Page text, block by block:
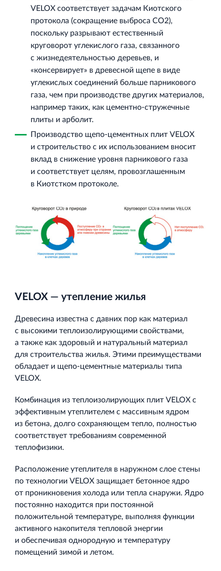
VELOX соответствует задачам Киотского
протокола (сокращение выброса CO2),
поскольку разрывают естественный
круговорот углекислого газа, связанного
с жизнедеятельностью деревьев, и
«консервирует» в древесной щепе в виде
углекислых соединений больше парникового
газа, чем при производстве других материалов,
например таких, как цементно‐стружечные
плиты и арболит.
Производство щепо‐цементных плит VELOX
и строительство с их использованием вносит
вклад в снижение уровня парникового газа
и соответствует целям, провозглашенным
в Киотстком протоколе.
VELOX — утепление жилья
Древесина известна с давних пор как материал
с высокими теплоизолирующими свойствами,
а также как здоровый и натуральный материал
для строительства жилья. Этими преимуществами
обладает и щепо‐цементные материалы типа
VELOX.
Комбинация из теплоизолирующих плит VELOX с
эффективным утеплителем с массивным ядром
из бетона, долго сохраняющем тепло, полностью
соответствует требованиям современной
теплофизики.
Расположение утеплителя в наружном слое стены
по технологии VELOX защищает бетонное ядро
от проникновения холода или тепла снаружи. Ядро
постоянно находится при постоянной
положительной температуре, выполняя функции
активного накопителя тепловой энергии
и обеспечивая однородную и температуру
помещений зимой и летом.